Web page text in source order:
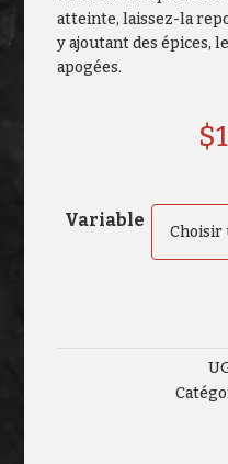
atteinte, laissez-la
y ajoutant des épices,
apogées.
$
Variable